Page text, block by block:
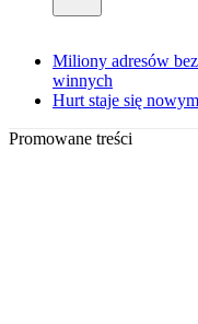
Miliony adresów
winnych
Hurt staje się
Promowane treści